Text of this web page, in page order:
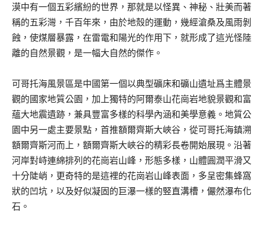
漠中有一個五彩繽紛的世界，那就是以怪異、神秘、壯美而著
稱的五彩灣，千百年來，由於地殼的運動，幾經滄桑及風雨剝
蝕，使煤層暴露，在雷電和陽光的作用下，就形成了這光怪陸
離的自然景觀，是一幅大自然的傑作。
可哥托海風景區是中國第一個以典型礦床和礦山遺址爲主體景
觀的國家地質公園，加上獨特的阿爾泰山花崗岩地貌景觀和富
蘊大地震遺跡，兼具豐富多樣的科學內涵和美學意義。地質公
園中另一處主要景點，首推額爾齊斯大峽谷，從可哥托海鎮溯
額爾齊斯河而上，額爾齊斯大峽谷的精彩長卷開始展現。沿著
河岸對峙連綿排列的花崗岩山峰，形態多樣，山體圓潤平滑又
十分陡峭，更奇特的是這裡的花崗岩山峰表面，多呈密集蜂窩
狀的凹坑，以及好似凝固的巨瀑一樣的竪直溝槽，儼然瀑布化
石。